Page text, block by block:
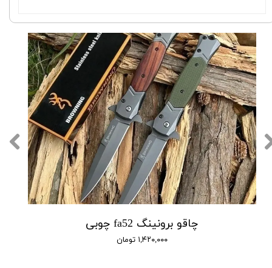
چاقو برونینگ fa52 چوبی
۱,۴۲۰,۰۰۰ تومان